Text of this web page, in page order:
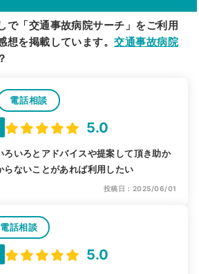
で「交通事故病院サーチ」をご利用
想を掲載しています。交通事故病院
電話相談
5.0
ろいろとアドバイスや提案して頂き助か
らないことがあれば利用したい
投稿日：2025/06/01
電話相談
5.0